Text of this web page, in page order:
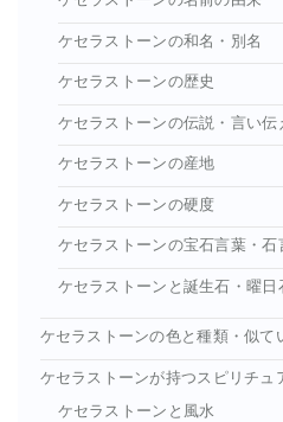
ケセラストーンの和名・別名
ケセラストーンの歴史
ケセラストーンの伝説・言い伝
ケセラストーンの産地
ケセラストーンの硬度
ケセラストーンの宝石言葉・石
ケセラストーンと誕生石・曜日
ケセラストーンの色と種類・似て
ケセラストーンが持つスピリチュ
ケセラストーンと風水